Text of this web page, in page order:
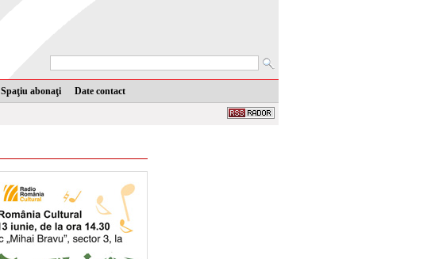
Spaţiu abonaţi Date contact